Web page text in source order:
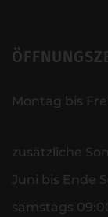
Montag bis
zusätzliche
Juni bis Ende
samstags